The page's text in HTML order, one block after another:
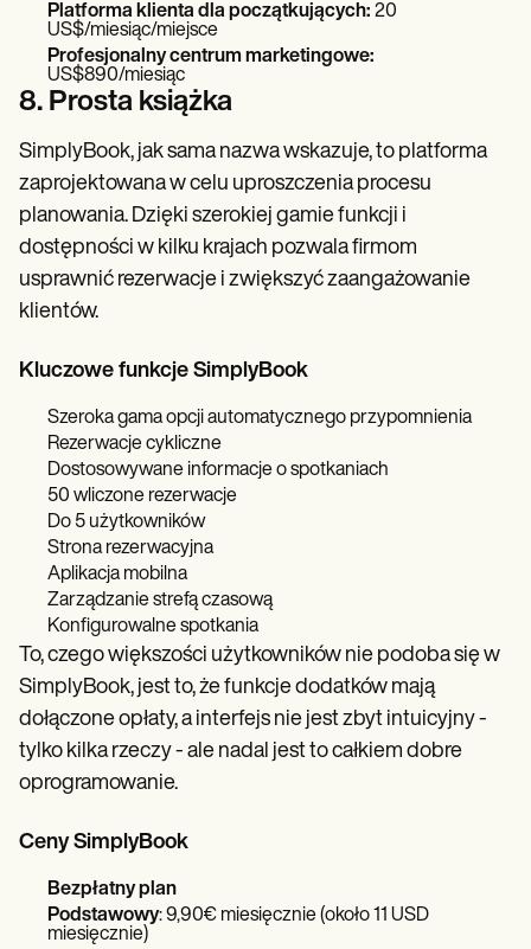
Platforma klienta dla początkujących: 20
US$/miesiąc/miejsce
Profesjonalny centrum marketingowe:
US$890/miesiąc
8. Prosta książka
SimplyBook, jak sama nazwa wskazuje, to platforma
zaprojektowana w celu uproszczenia procesu
planowania. Dzięki szerokiej gamie funkcji i
dostępności w kilku krajach pozwala firmom
usprawnić rezerwacje i zwiększyć zaangażowanie
klientów.
Kluczowe funkcje SimplyBook
Szeroka gama opcji automatycznego przypomnienia
Rezerwacje cykliczne
Dostosowywane informacje o spotkaniach
50 wliczone rezerwacje
Do 5 użytkowników
Strona rezerwacyjna
Aplikacja mobilna
Zarządzanie strefą czasową
Konfigurowalne spotkania
To, czego większości użytkowników nie podoba się w
SimplyBook, jest to, że funkcje dodatków mają
dołączone opłaty, a interfejs nie jest zbyt intuicyjny -
tylko kilka rzeczy - ale nadal jest to całkiem dobre
oprogramowanie.
Ceny SimplyBook
Bezpłatny plan
Podstawowy:9,90€ miesięcznie (około 11 USD
miesięcznie)